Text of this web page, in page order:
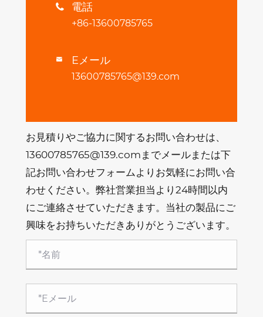
 電話
+86-13600785765
 Eメール
13600785765@139.com
お見積りやご協力に関するお問い合わせは、
13600785765@139.comまでメールまたは下
記お問い合わせフォームよりお気軽にお問い合
わせください。弊社営業担当より24時間以内
にご連絡させていただきます。当社の製品にご
興味をお持ちいただきありがとうございます。